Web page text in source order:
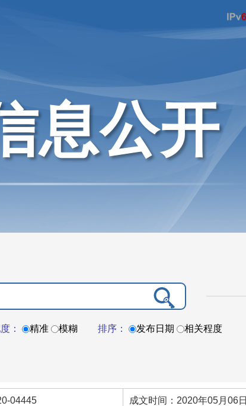
息公开
： 精准 模糊 排序： 发布日期 相关程度
04445 成文时间：2020年05月06日